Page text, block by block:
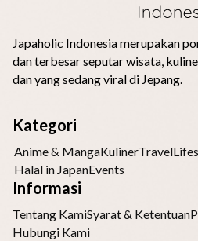
Japaholic Indonesia merupakan
dan terbesar seputar wisata,
dan yang sedang viral di Jepang.
Kategori
Anime & MangaKulinerTravel
Halal in JapanEvents
Informasi
Tentang KamiSyarat & Ketentuan
Hubungi Kami